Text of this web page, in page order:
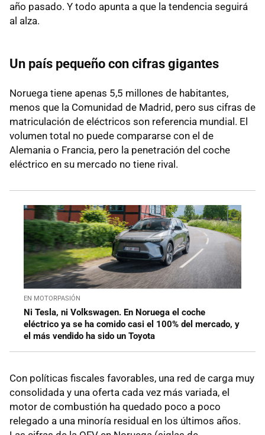
año pasado. Y todo apunta a que la tendencia seguirá
al alza.
Un país pequeño con cifras gigantes
Noruega tiene apenas 5,5 millones de habitantes,
menos que la Comunidad de Madrid, pero sus cifras de
matriculación de eléctricos son referencia mundial. El
volumen total no puede compararse con el de
Alemania o Francia, pero la penetración del coche
eléctrico en su mercado no tiene rival.
EN MOTORPASIÓN
Ni Tesla, ni Volkswagen. En Noruega el coche
eléctrico ya se ha comido casi el 100% del mercado, y
el más vendido ha sido un Toyota
Con políticas fiscales favorables, una red de carga muy
consolidada y una oferta cada vez más variada, el
motor de combustión ha quedado poco a poco
relegado a una minoría residual en los últimos años.